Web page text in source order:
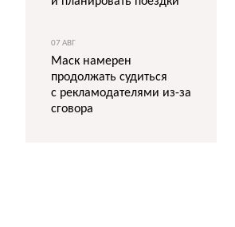
07 АВГ
Маск намерен
продолжать судиться
с рекламодателями из-за
сговора